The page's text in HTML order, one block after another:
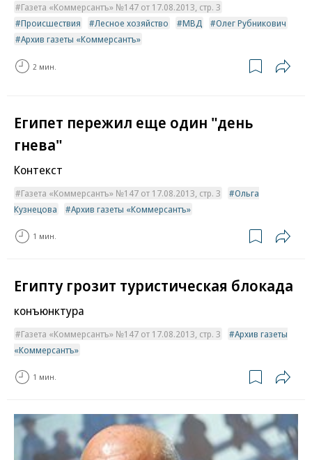
Газета «Коммерсантъ» №147 от 17.08.2013, стр. 3
Происшествия
Лесное хозяйство МВД
Олег Рубникович
Архив газеты «Коммерсантъ»
2 мин.
Египет пережил еще один "день
гнева"
Контекст
Газета «Коммерсантъ» №147 от 17.08.2013, стр. 3
Ольга
Кузнецова
Архив газеты «Коммерсантъ»
1 мин.
Египту грозит туристическая блокада
конъюнктура
Газета «Коммерсантъ» №147 от 17.08.2013, стр. 3
Архив газеты
«Коммерсантъ»
1 мин.